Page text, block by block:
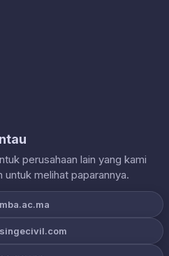
perusahaan lain yang kami
untuk melihat paparannya.